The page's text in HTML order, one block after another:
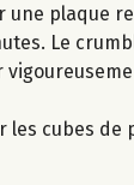
plaque
Le
cubes